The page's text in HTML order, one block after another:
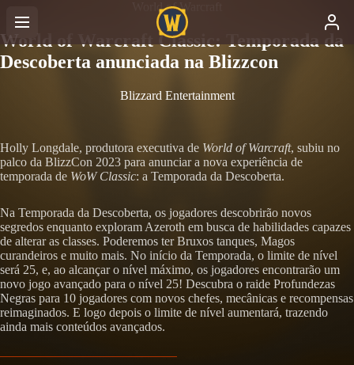
World of Warcraft
World of Warcraft Classic: Temporada da
Descoberta anunciada na Blizzcon
Blizzard Entertainment
Holly Longdale, produtora executiva de World of Warcraft, subiu no
palco da BlizzCon 2023 para anunciar a nova experiência de
temporada de WoW Classic: a Temporada da Descoberta.
Na Temporada da Descoberta, os jogadores descobrirão novos
segredos enquanto exploram Azeroth em busca de habilidades capazes
de alterar as classes. Poderemos ter Bruxos tanques, Magos
curandeiros e muito mais. No início da Temporada, o limite de nível
será 25, e, ao alcançar o nível máximo, os jogadores encontrarão um
novo jogo avançado para o nível 25! Descubra o raide Profundezas
Negras para 10 jogadores com novos chefes, mecânicas e recompensas
reimaginados. E logo depois o limite de nível aumentará, trazendo
ainda mais conteúdos avançados.